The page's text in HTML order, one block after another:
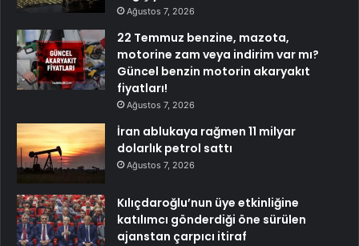
Ağustos 7, 2026
22 Temmuz benzine, mazota,
motorine zam veya indirim var mı?
Güncel benzin motorin akaryakıt
fiyatları!
Ağustos 7, 2026
İran ablukaya rağmen 11 milyar
dolarlık petrol sattı
Ağustos 7, 2026
Kılıçdaroğlu’nun üye etkinliğine
katılımcı gönderdiği öne sürülen
ajanstan çarpıcı itiraf